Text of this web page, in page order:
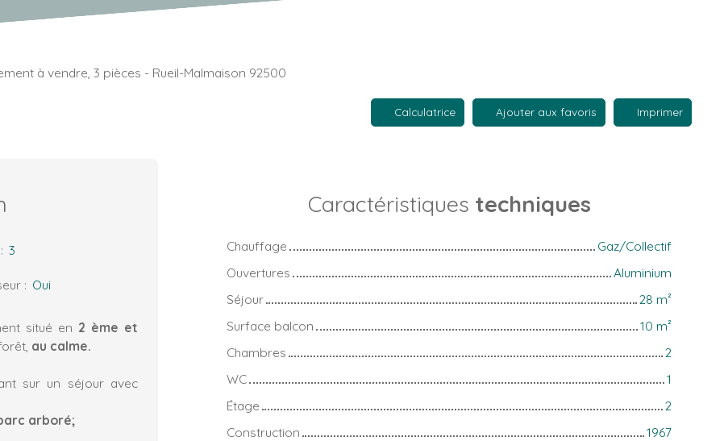
à vendre, 3 pièces - Rueil-Malmaison 92500
Calculatrice Ajouter aux favoris Imprimer
: 3
: Oui
situé en 2 ème et
au calme.
sur un séjour avec
arboré;
Caractéristiques techniques
Chauffage
Gaz/Collectif
Ouvertures
Aluminium
Séjour
28 m²
Surface balcon
10 m²
Chambres
2
WC
1
Étage
2
Construction
1967